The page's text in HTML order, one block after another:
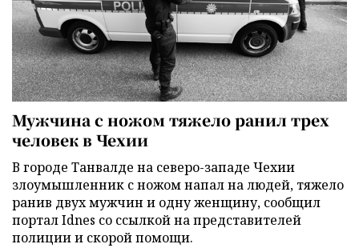
Мужчина с ножом тяжело ранил трех
человек в Чехии
В городе Танвалде на северо-западе Чехии
злоумышленник с ножом напал на людей, тяжело
ранив двух мужчин и одну женщину, сообщил
портал Idnes со ссылкой на представителей
полиции и скорой помощи.